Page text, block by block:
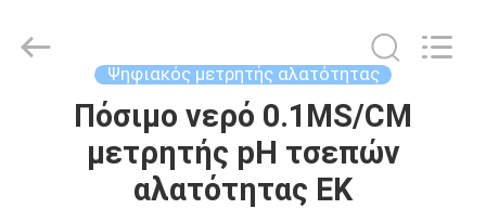
ΑΡΧΙΚΉ
ΣΕΛΊΔΑ
Technology
Ψηφιακός μετρητής αλατότητας
Πόσιμο νερό 0.1MS/CM
μετρητής pH τσεπών
αλατότητας ΕΚ